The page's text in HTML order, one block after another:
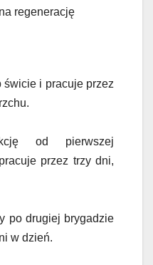
regenerację
świcie i pracuje przez
od pierwszej
przez trzy dni,
po drugiej brygadzie
w dzień.